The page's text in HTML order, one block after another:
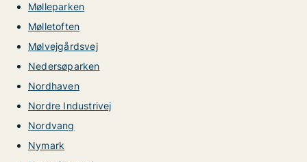
Mølleparken
Mølletoften
Mølvejgårdsvej
Nedersøparken
Nordhaven
Nordre Industrivej
Nordvang
Nymark